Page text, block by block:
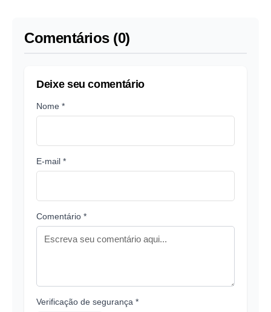
Comentários (0)
Deixe seu comentário
Nome *
E-mail *
Comentário *
Verificação de segurança *